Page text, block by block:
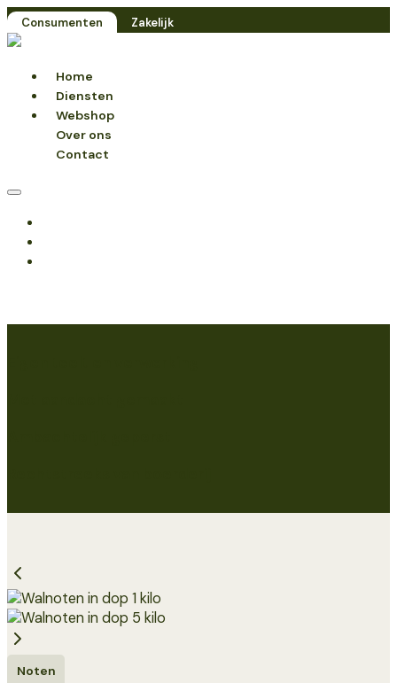
Consumenten Zakelijk
Home
Diensten
Webshop
Over ons
Contact
Noten